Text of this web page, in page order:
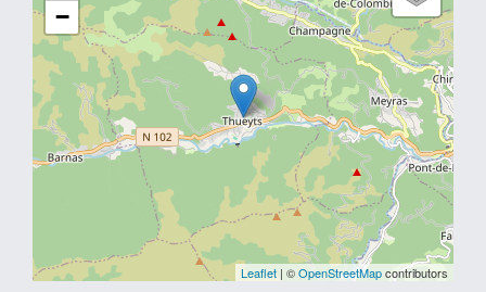
−
Leaflet | ©OpenStreetMapcontributors